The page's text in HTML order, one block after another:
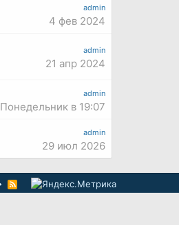
admin
4 фев 2024
admin
21 апр 2024
admin
Понедельник в 19:07
admin
29 июл 2026